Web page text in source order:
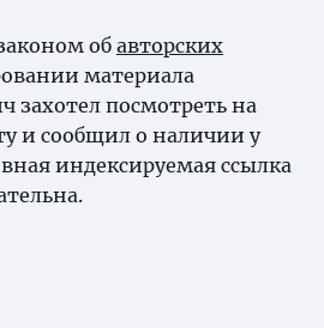
об авторских
материала
захотел посмотреть на
и сообщил о наличии у
индексируемая ссылка